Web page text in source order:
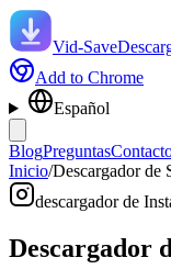
Vid-Save
Add to Chrome
Español
BlogPreguntas
Inicio/Descargador de
descargador de
Descargador